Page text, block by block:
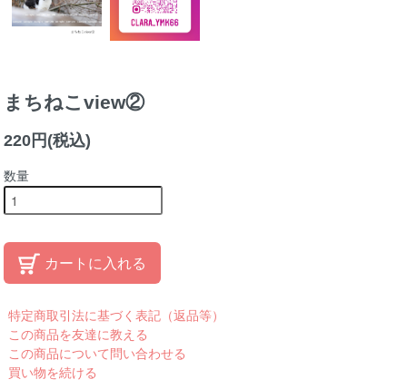
まちねこview②
220円(税込)
数量
カートに入れる
特定商取引法に基づく表記（返品等）
この商品を友達に教える
この商品について問い合わせる
買い物を続ける